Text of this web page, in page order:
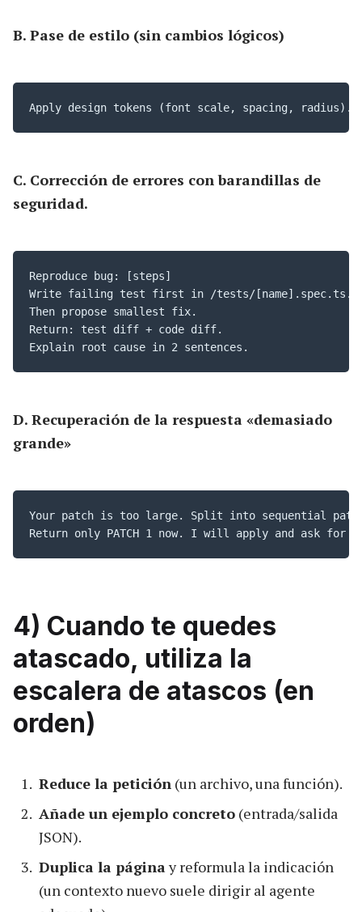
B. Pase de estilo (sin cambios lógicos)
Apply design tokens (font scale, spacing,
C. Corrección de errores con barandillas de
seguridad.
Reproduce bug: [steps]
Write failing test first in /tests/[name].spec.ts.
Then propose smallest fix.
Return: test diff + code diff.
Explain root cause in 2 sentences.
D. Recuperación de la respuesta «demasiado
grande»
Your patch is too large. Split into sequential
Return only PATCH 1 now. I will apply and ask for
4) Cuando te quedes
atascado, utiliza la
escalera de atascos (en
orden)
Reduce la petición (un archivo, una función).
Añade un ejemplo concreto (entrada/salida
JSON).
Duplica la página y reformula la indicación
(un contexto nuevo suele dirigir al agente